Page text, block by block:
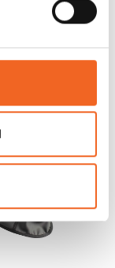
CAP NEO
€19,00